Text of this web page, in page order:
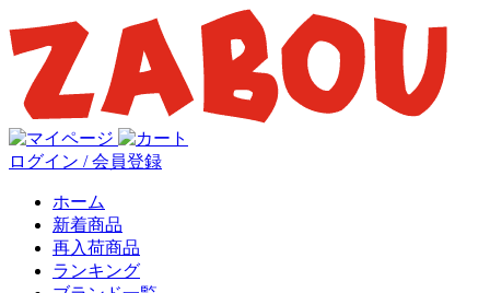
ログイン / 会員登録
ホーム
新着商品
再入荷商品
ランキング